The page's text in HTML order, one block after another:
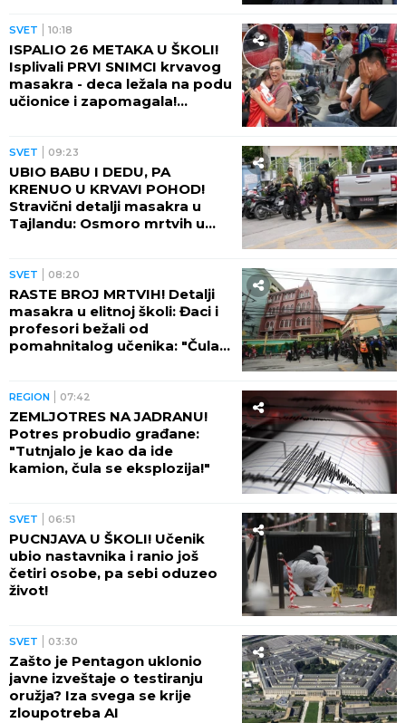
SVET 10:18
ISPALIO 26 METAKA U ŠKOLI!
Isplivali PRVI SNIMCI krvavog
masakra - deca ležala na podu
učionice i zapomagala!
SVET 09:23
UBIO BABU I DEDU, PA
KRENUO U KRVAVI POHOD!
Stravični detalji masakra u
Tajlandu: Osmoro mrtvih u
SVET 08:20
RASTE BROJ MRTVIH! Detalji
masakra u elitnoj školi: Đaci i
profesori bežali od
pomahnitalog učenika: "Čula
REGION 07:42
ZEMLJOTRES NA JADRANU!
Potres probudio građane:
"Tutnjalo je kao da ide
kamion, čula se eksplozija!"
SVET 06:51
PUCNJAVA U ŠKOLI! Učenik
ubio nastavnika i ranio još
četiri osobe, pa sebi oduzeo
život!
SVET 03:30
Zašto je Pentagon uklonio
javne izveštaje o testiranju
oružja? Iza svega se krije
zloupotreba AI